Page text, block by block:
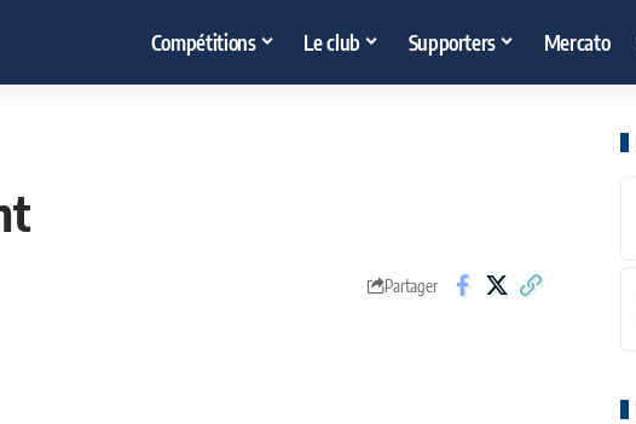
Compétitions Le club Supporters Mercato
Partager